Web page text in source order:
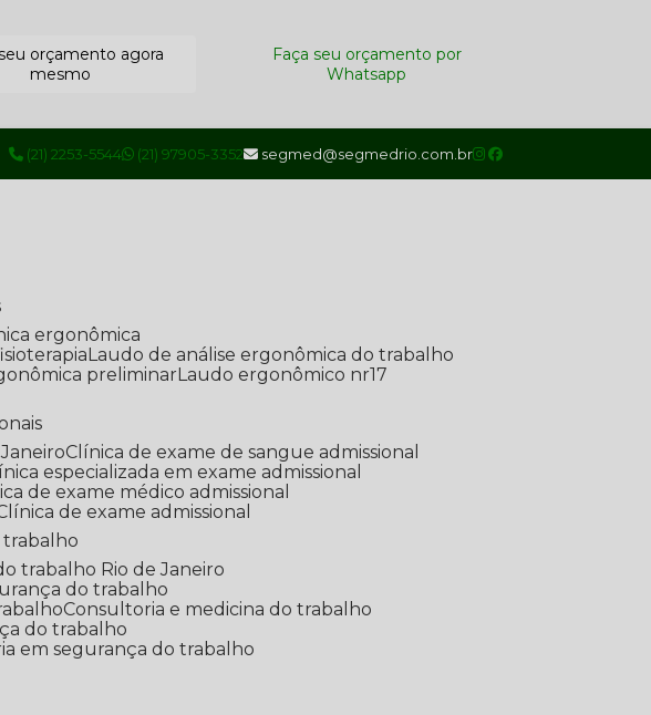
orçamento agora
mesmo
Faça seu orçamento por
Whatsapp
(21) 2253-5544 (21) 97905-3352 segmed@segmedrio.com.br
ergonômica
Laudo de análise ergonômica do trabalho
preliminar Laudo ergonômico nr17
Clínica de exame de sangue admissional
Clínica especializada em exame admissional
de exame médico admissional
Clínica de exame admissional
trabalho
trabalho Rio de Janeiro
do trabalho
Consultoria e medicina do trabalho
do trabalho
em segurança do trabalho